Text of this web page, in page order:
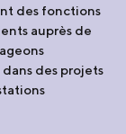
des fonctions
auprès de
des projets